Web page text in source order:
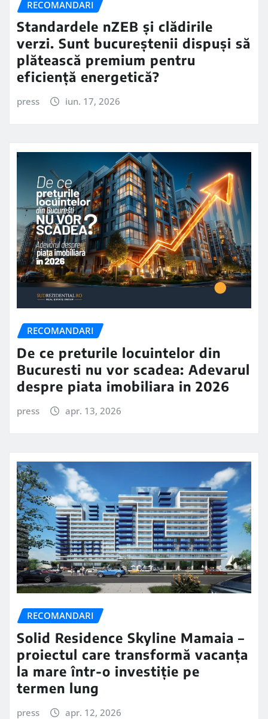
RECOMANDARI
Standardele nZEB și clădirile
verzi. Sunt bucureștenii dispuși să
plătească premium pentru
eficiență energetică?
press iun. 17, 2026
RECOMANDARI
De ce preturile locuintelor din
Bucuresti nu vor scadea: Adevarul
despre piata imobiliara in 2026
press apr. 13, 2026
RECOMANDARI
Solid Residence Skyline Mamaia –
proiectul care transformă vacanța
la mare într-o investiție pe
termen lung
press apr. 12, 2026